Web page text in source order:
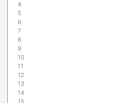
4
5
6
7
8
9
10
11
12
13
14
15